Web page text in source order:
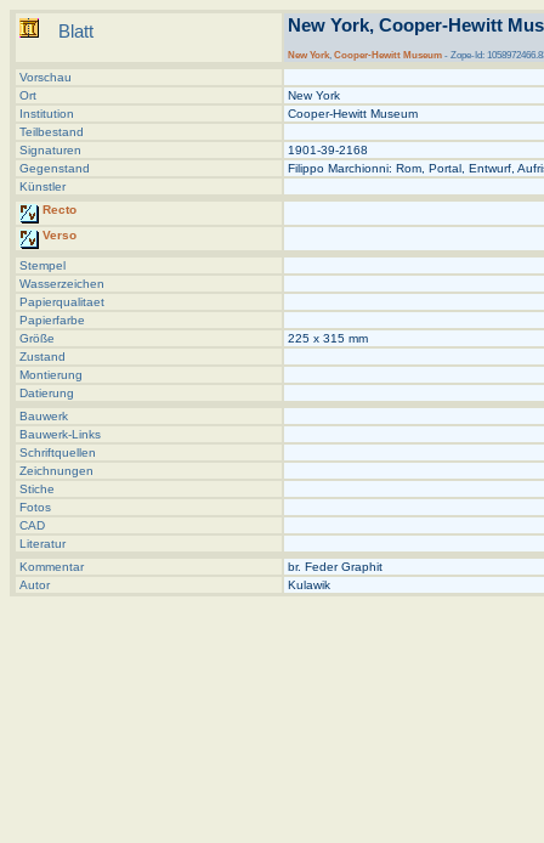
Blatt New York, Cooper-Hewitt
New York, Cooper-Hewitt Museum - Zope-Id:
Vorschau
Ort
New York
Institution
Cooper-Hewitt Museum
Teilbestand
Signaturen
1901-39-2168
Gegenstand
Filippo Marchionni: Rom, Portal, Entwurf,
Künstler
Recto
Verso
Stempel
Wasserzeichen
Papierqualitaet
Papierfarbe
Größe
225 x 315 mm
Zustand
Montierung
Datierung
Bauwerk
Bauwerk-Links
Schriftquellen
Zeichnungen
Stiche
Fotos
CAD
Literatur
Kommentar
br. Feder Graphit
Autor
Kulawik